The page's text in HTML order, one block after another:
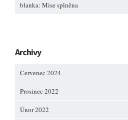
blanka: Mise splněna
Archivy
Červenec 2024
Prosinec 2022
Únor 2022